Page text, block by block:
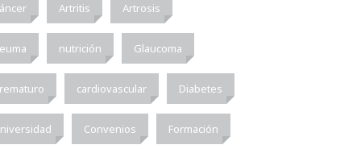
Artritis Artrosis
nutrición Glaucoma
cardiovascular Diabetes
Convenios Formación